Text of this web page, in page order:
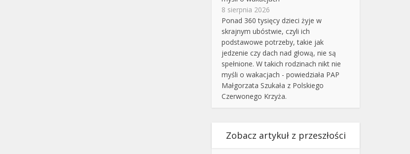
8 sierpnia 2026
Ponad 360 tysięcy dzieci żyje w
skrajnym ubóstwie, czyli ich
podstawowe potrzeby, takie jak
jedzenie czy dach nad głową, nie są
spełnione. W takich rodzinach nikt nie
myśli o wakacjach - powiedziała PAP
Małgorzata Szukała z Polskiego
Czerwonego Krzyża.
Zobacz artykuł z przeszłości